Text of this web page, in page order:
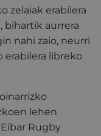
zelaiak erabilera
bihartik aurrera
nahi zaio, neurri
erabilera libreko
lehen
Rugby